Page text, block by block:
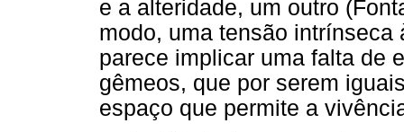
e a alteridade, um outro
modo, uma tensão
parece implicar uma falta de
gêmeos, que por serem
espaço que permite a